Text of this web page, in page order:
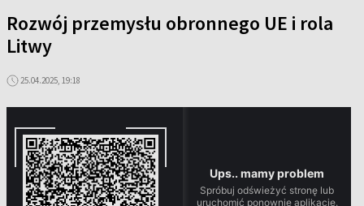
Rozwój przemysłu obronnego UE i rola
Litwy
25.04.2025, 19:18